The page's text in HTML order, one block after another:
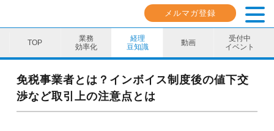
メルマガ登録
業務
効率化
経理
豆知識
動画
受付中
イベント
業務効率化
経理豆知識
免税事業者とは？インボイス制度後の値下交
渉など取引上の注意点とは